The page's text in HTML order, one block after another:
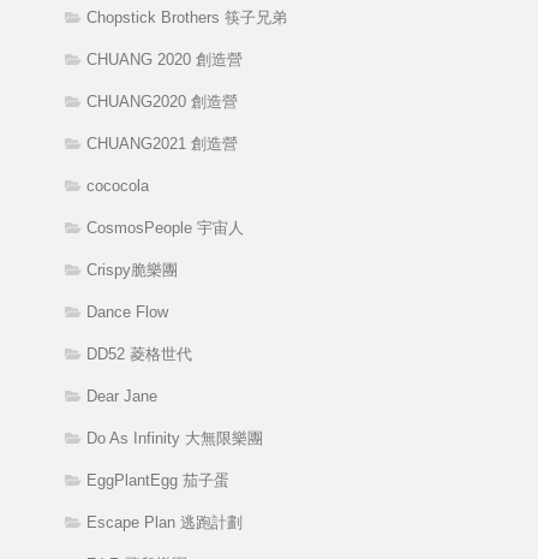
Chopstick Brothers 筷子兄弟
CHUANG 2020 創造營
CHUANG2020 創造營
CHUANG2021 創造營
cococola
CosmosPeople 宇宙人
Crispy脆樂團
Dance Flow
DD52 菱格世代
Dear Jane
Do As Infinity 大無限樂團
EggPlantEgg 茄子蛋
Escape Plan 逃跑計劃